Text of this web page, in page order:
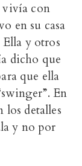
vivía con
en su casa
Ella y otros
dicho que
que ella
En
los detalles
y no por